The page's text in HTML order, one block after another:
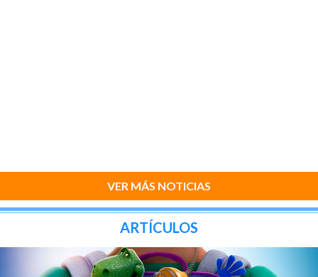
VER MÁS NOTICIAS
ARTÍCULOS